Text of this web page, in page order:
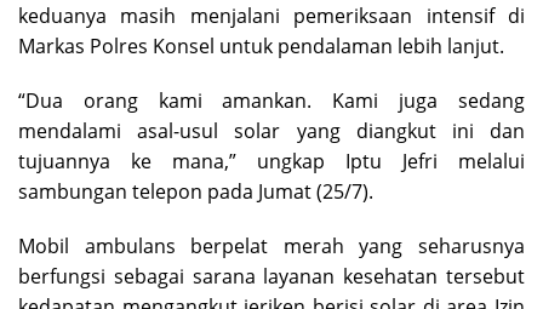
keduanya masih menjalani pemeriksaan intensif di
Markas Polres Konsel untuk pendalaman lebih lanjut.
“Dua orang kami amankan. Kami juga sedang
mendalami asal-usul solar yang diangkut ini dan
tujuannya ke mana,” ungkap Iptu Jefri melalui
sambungan telepon pada Jumat (25/7).
Mobil ambulans berpelat merah yang seharusnya
berfungsi sebagai sarana layanan kesehatan tersebut